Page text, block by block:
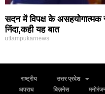
सदन में विपक्ष के असहयोगात्मक
निंदा,कही यह बात
uttampukarnews
राष्ट्रीय उत्तर प्रदेश
अपराध
बिज़नेस